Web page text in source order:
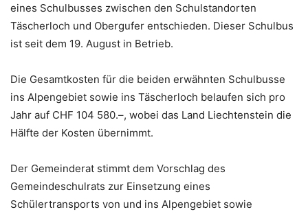
eines Schulbusses zwischen den Schulstandorten
Täscherloch und Obergufer entschieden. Dieser Schulbus
ist seit dem 19. August in Betrieb.
Die Gesamtkosten für die beiden erwähnten Schulbusse
ins Alpengebiet sowie ins Täscherloch belaufen sich pro
Jahr auf CHF 104 580.–, wobei das Land Liechtenstein die
Hälfte der Kosten übernimmt.
Der Gemeinderat stimmt dem Vorschlag des
Gemeindeschulrats zur Einsetzung eines
Schülertransports von und ins Alpengebiet sowie